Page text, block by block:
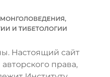
Настоящий сайт
права,